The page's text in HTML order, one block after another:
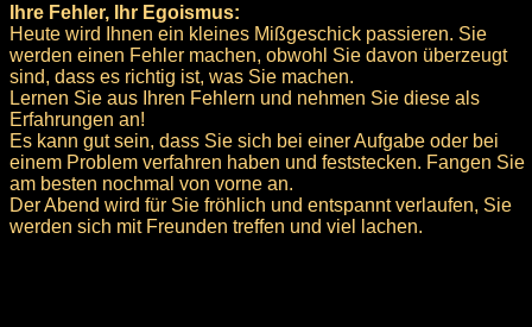
Ihre Fehler, Ihr Egoismus:
Heute wird Ihnen ein kleines Mißgeschick passieren. Sie
werden einen Fehler machen, obwohl Sie davon überzeugt
sind, dass es richtig ist, was Sie machen.
Lernen Sie aus Ihren Fehlern und nehmen Sie diese als
Erfahrungen an!
Es kann gut sein, dass Sie sich bei einer Aufgabe oder bei
einem Problem verfahren haben und feststecken. Fangen Sie
am besten nochmal von vorne an.
Der Abend wird für Sie fröhlich und entspannt verlaufen, Sie
werden sich mit Freunden treffen und viel lachen.